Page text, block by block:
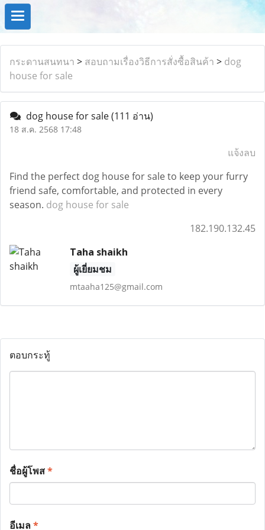
กระดานสนทนา > สอบถามเรื่องวิธีการสั่งซื้อสินค้า > dog
house for sale
dog house for sale(111 อ่าน)
18 ส.ค. 2568 17:48
แจ้งลบ
Find the perfect dog house for sale to keep your furry
friend safe, comfortable, and protected in every
season. dog house for sale
182.190.132.45
Taha shaikh
ผู้เยี่ยมชม
mtaaha125@gmail.com
ตอบกระทู้
ชื่อผู้โพส*
อีเมล*